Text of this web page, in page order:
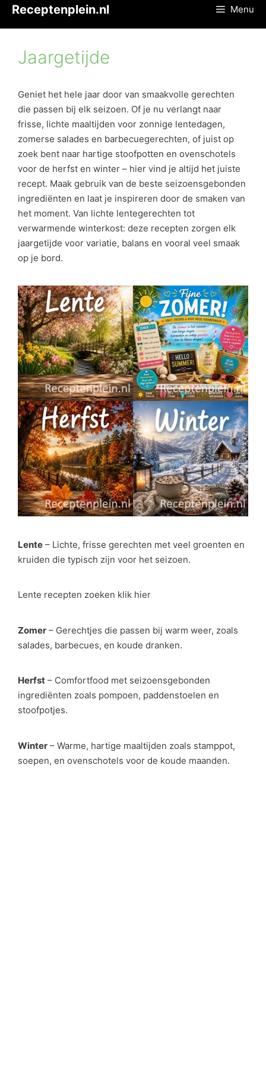
inhoud
Receptenplein.nl Menu
Jaargetijde
Geniet het hele jaar door van smaakvolle gerechten
die passen bij elk seizoen. Of je nu verlangt naar
frisse, lichte maaltijden voor zonnige lentedagen,
zomerse salades en barbecuegerechten, of juist op
zoek bent naar hartige stoofpotten en ovenschotels
voor de herfst en winter – hier vind je altijd het juiste
recept. Maak gebruik van de beste seizoensgebonden
ingrediënten en laat je inspireren door de smaken van
het moment. Van lichte lentegerechten tot
verwarmende winterkost: deze recepten zorgen elk
jaargetijde voor variatie, balans en vooral veel smaak
op je bord.
Lente – Lichte, frisse gerechten met veel groenten en
kruiden die typisch zijn voor het seizoen.
Lente recepten zoeken klik hier
Zomer – Gerechtjes die passen bij warm weer, zoals
salades, barbecues, en koude dranken.
Herfst – Comfortfood met seizoensgebonden
ingrediënten zoals pompoen, paddenstoelen en
stoofpotjes.
Winter – Warme, hartige maaltijden zoals stamppot,
soepen, en ovenschotels voor de koude maanden.